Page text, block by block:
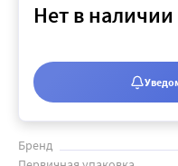
Бренд
Нет в наличии